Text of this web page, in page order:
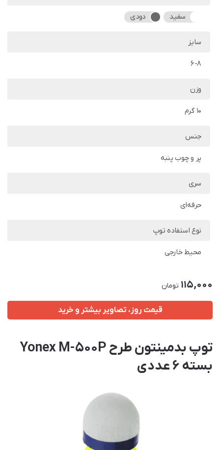
سفید دودی
سایز
6-8
وزن
10 گرم
جنس
پر و چوب پنبه
سری
حرفه‌ای
نوع استفاده توپ
محیط خارجی
115,000 تومان
قیمت روز، تصاویر بیشتر و خرید
توپ بدمینتون طرح Yonex M-500P
بسته 6 عددی